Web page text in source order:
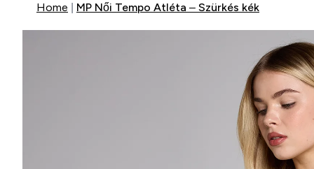
Home MP Női Tempo Atléta – Szürkés kék